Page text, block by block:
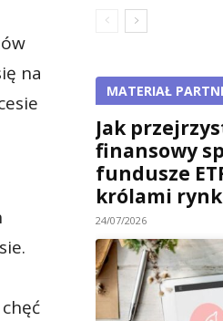
na
MATERIAŁ
Jak
finansowy
fundusze
królami
24/07/2026